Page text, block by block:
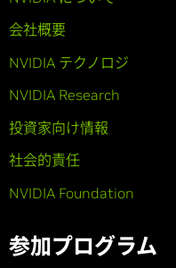
会社概要
NVIDIA テクノロジ
NVIDIA Research
投資家向け情報
社会的責任
NVIDIA Foundation
参加プログラム